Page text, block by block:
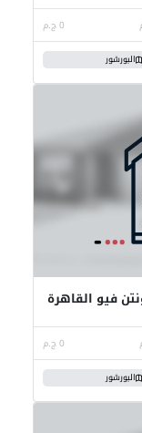
0 ج.م
البورشور
فيو القاهرة
0 ج.م
البورشور